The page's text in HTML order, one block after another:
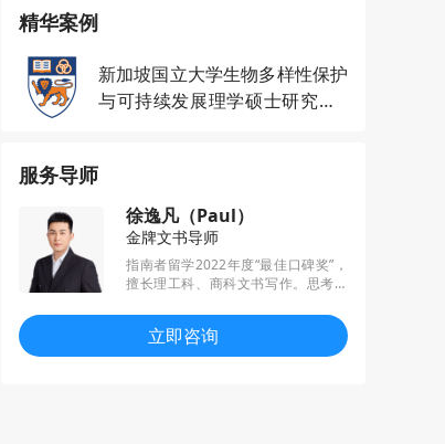
精华案例
新加坡国立大学生物多样性保护
与可持续发展理学硕士研究生o
服务导师
徐逸凡（Paul）
金牌文书导师
指南者留学2022年度“最佳口碑奖”，
擅长理工科、商科文书写作。思考力
员收获梦校offer，其中包括港三、新
二、英国G5等世界顶尖名校。
立即咨询